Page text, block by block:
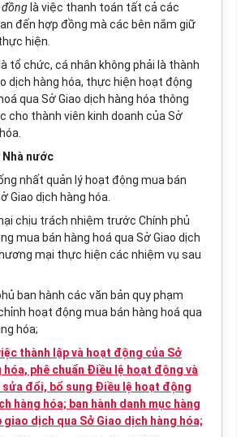
đồng là việc thanh toán tất cả các
đến hợp đồng mà các bên nắm giữ
hiện.
là tổ chức, cá nhân không phải là thành
dịch hàng hóa, thực hiện hoạt động
qua Sở Giao dịch hàng hóa thông
cho thành viên kinh doanh của Sở
Nhà nước
nhất quản lý hoạt động mua bán
Giao dịch hàng hóa.
chịu trách nhiệm trước Chính phủ
mua bán hàng hoá qua Sở Giao dịch
mại thực hiện các nhiệm vụ sau
ban hành các văn bản quy phạm
hoạt động mua bán hàng hoá qua
hóa;
thành lập và hoạt động của Sở
hóa, phê chuẩn Điều lệ hoạt động và
sửa đổi, bổ sung Điều lệ hoạt động
hàng hóa; ban hành danh mục hàng
giao dịch qua Sở Giao dịch hàng hóa;